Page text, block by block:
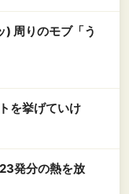
周りのモブ「う
を挙げていけ
発分の熱を放